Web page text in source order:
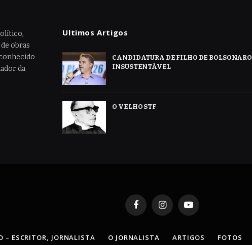
obras
da
Ultimos Artigos
CANDIDATURA DE FILHO DE BOLSONARO
INSUSTENTÁVEL
O VELHO STF
FacebookInstagramYouTube
– ESCRITOR, JORNALISTA O JORNALISTA ARTIGOS FOTOS